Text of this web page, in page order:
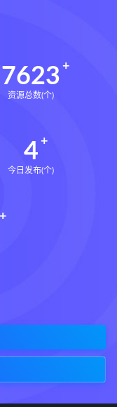
7623
资源总数(个)
4
今日发布(个)